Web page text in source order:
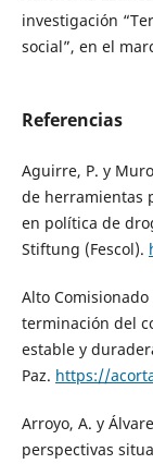
investigación
social”, en el
Referencias
Aguirre, P. y
de herramientas
en política de
Stiftung (Fescol).
Alto
terminación del
estable y
Paz. https://
Arroyo, A. y
perspectivas